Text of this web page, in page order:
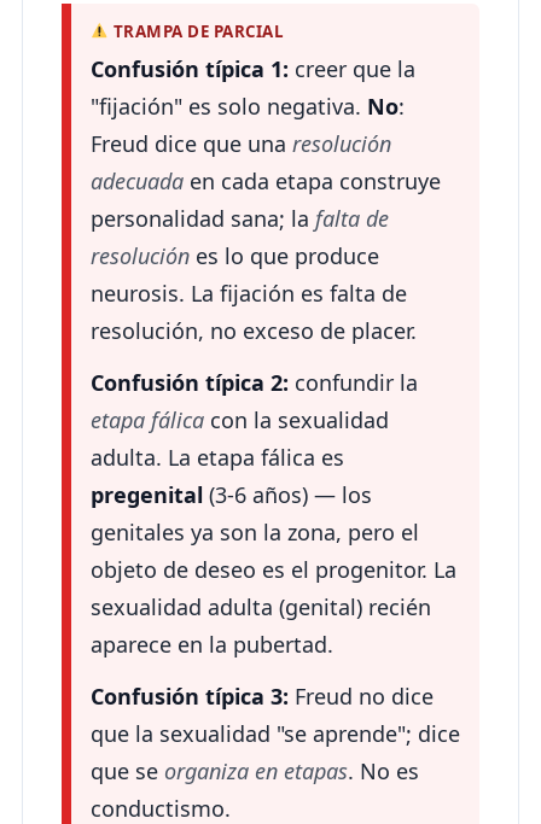
TRAMPA DE PARCIAL
Confusión típica 1: creer que la
"fijación" es solo negativa. No:
Freud dice que una resolución
adecuada en cada etapa construye
personalidad sana; la falta de
resolución es lo que produce
neurosis. La fijación es falta de
resolución, no exceso de placer.
Confusión típica 2: confundir la
etapa fálica con la sexualidad
adulta. La etapa fálica es
pregenital (3-6 años) — los
genitales ya son la zona, pero el
objeto de deseo es el progenitor. La
sexualidad adulta (genital) recién
aparece en la pubertad.
Confusión típica 3: Freud no dice
que la sexualidad "se aprende"; dice
que se organiza en etapas. No es
conductismo.